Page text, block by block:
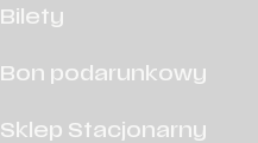
Bilety
Bon podarunkowy
Sklep Stacjonarny